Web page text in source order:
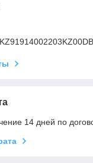
14 дней по